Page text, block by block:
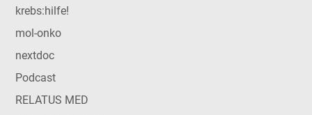
krebs:hilfe!
mol-onko
nextdoc
Podcast
RELATUS MED